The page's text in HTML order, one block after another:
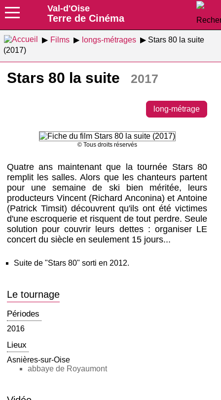
Val-d'Oise
Terre de Cinéma
Films longs-métrages
Stars 80 la suite
(2017)
Stars 80 la suite 2017
long-métrage
© Tous droits réservés
Quatre ans maintenant que la tournée Stars 80
remplit les salles. Alors que les chanteurs partent
pour une semaine de ski bien méritée, leurs
producteurs Vincent (Richard Anconina) et Antoine
(Patrick Timsit) découvrent qu'ils ont été victimes
d'une escroquerie et risquent de tout perdre. Seule
solution pour couvrir leurs dettes : organiser LE
concert du siècle en seulement 15 jours...
Suite de "Stars 80" sorti en 2012.
Le tournage
Périodes
2016
Lieux
Asnières-sur-Oise
abbaye de Royaumont